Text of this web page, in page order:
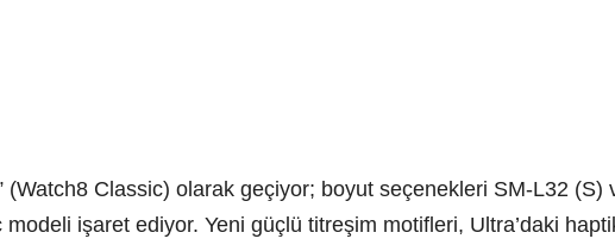
(Watch8 Classic) olarak geçiyor; boyut seçenekleri SM‑L32 (S)
işaret ediyor. Yeni güçlü titreşim motifleri, Ultra’daki